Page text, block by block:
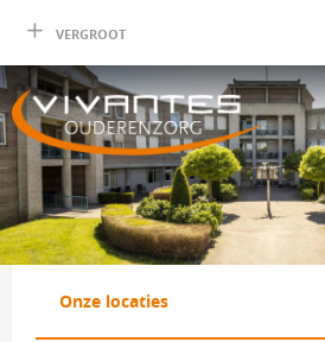
VERGROOT
Onze locaties